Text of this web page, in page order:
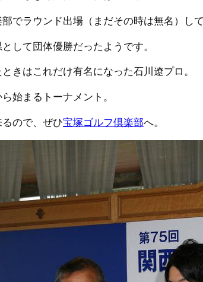
でラウンド出場（まだその時は無名）して
して団体優勝だったようです。
きはこれだけ有名になった石川遼プロ。
始まるトーナメント。
ので、ぜひ宝塚ゴルフ倶楽部へ。